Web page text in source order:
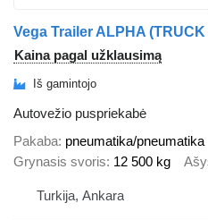
Vega Trailer ALPHA
Kaina pagal užklausimą
Iš gamintojo
Autovežio puspriekabė
Pakaba pneumatika/pneumatika
Grynasis svoris 12 500 kg
Turkija, Ankara